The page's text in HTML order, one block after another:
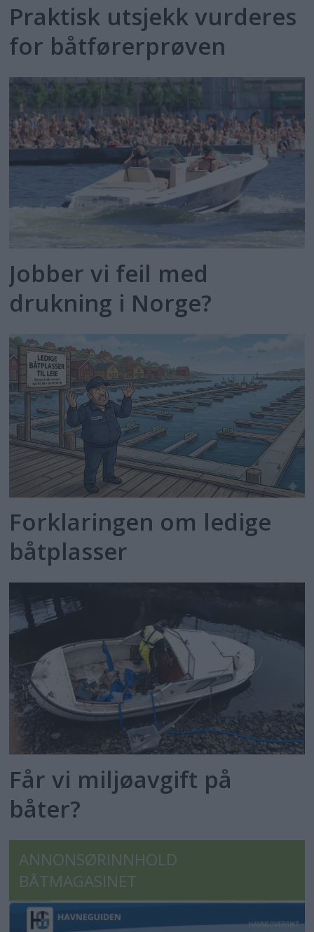
Praktisk utsjekk vurderes
for båtførerprøven
Jobber vi feil med
drukning i Norge?
Forklaringen om ledige
båtplasser
Får vi miljøavgift på
båter?
ANNONSØRINNHOLD
BÅTMAGASINET